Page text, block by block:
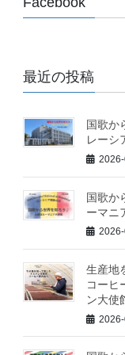
最近の投稿
国歌か
レーシ
国歌か
ーマニ
生産地
コーヒ
ン大使